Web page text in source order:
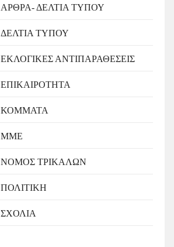
ΑΡΘΡΑ- ΔΕΛΤΙΑ ΤΥΠΟΥ
ΔΕΛΤΙΑ ΤΥΠΟΥ
ΕΚΛΟΓΙΚΕΣ ΑΝΤΙΠΑΡΑΘΕΣΕΙΣ
ΕΠΙΚΑΙΡΟΤΗΤΑ
ΚΟΜΜΑΤΑ
ΜΜΕ
ΝΟΜΟΣ ΤΡΙΚΑΛΩΝ
ΠΟΛΙΤΙΚΗ
ΣΧΟΛΙΑ